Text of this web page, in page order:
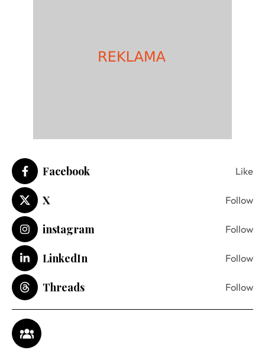
Facebook Like
X Follow
instagram Follow
LinkedIn Follow
Threads Follow